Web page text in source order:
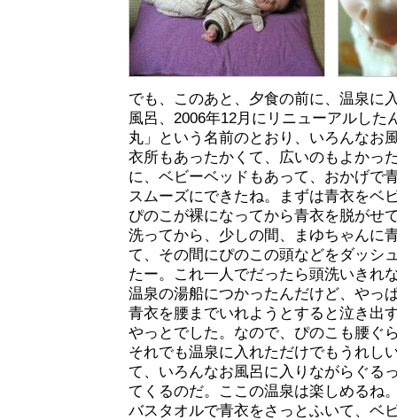
でも、このあと、夕食の前に、温泉に
風呂、2006年12月にリニューアルした
丸」という名前のとおり、いろんなお
衣所もあったかくて、広いのもよかっ
に、ベビーベッドもあって、おかげで
スムーズにできたね。まずは青衣をベ
ぴのこが裸になってから青衣を脱がせ
洗ってから、少しの間、まゆちゃんに
て、その間にぴのこの頭などをダッシ
たー。これ一人でだったら頭洗いきれ
温泉の湯船につかったんだけど、やっ
青衣を腰までいれようとすると泣き出
やっとでした。なので、ぴのこも腰ぐ
それでも温泉に入れただけでもうれし
て、いろんなお風呂に入りながらぐる
てくるのだ。ここの温泉は楽しめるね
バスタオルで青衣をさっとふいて、ベ